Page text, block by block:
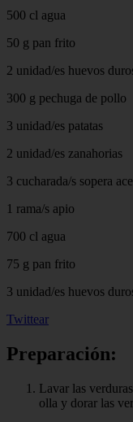
500 cl agua
50 g pan frito
2 unidad/es huevos
300 g pechuga de pollo
3 unidad/es patatas
2 unidad/es zanahorias
3 cucharada/s sopera
1 rama/s apio
700 cl agua
75 g pan frito
3 unidad/es huevos
Twittear
Preparación:
Lavar las
olla y dorar las